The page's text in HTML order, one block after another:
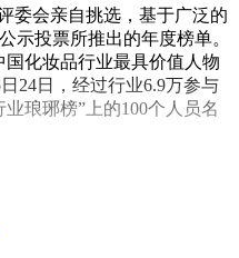
委会亲自挑选，基于广泛的
示投票所推出的年度榜单。
国化妆品行业最具价值人物
24日，经过行业6.9万参与
琅琊榜”上的100个人员名